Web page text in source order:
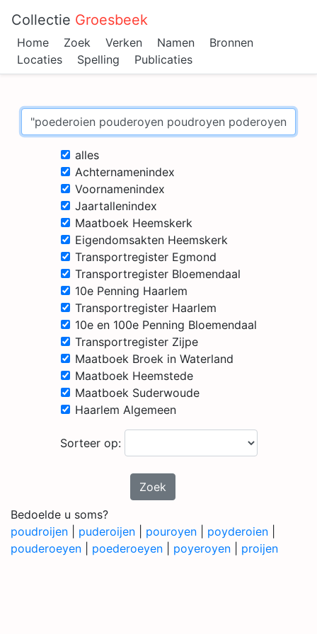
Collectie Groesbeek
Home Zoek Verken Namen
Bronnen
Locaties
Spelling Publicaties
alles
Achternamenindex
Voornamenindex
Jaartallenindex
Maatboek Heemskerk
Eigendomsakten Heemskerk
Transportregister Egmond
Transportregister Bloemendaal
10e Penning Haarlem
Transportregister Haarlem
10e en 100e Penning Bloemendaal
Transportregister Zijpe
Maatboek Broek in Waterland
Maatboek Heemstede
Maatboek Suderwoude
Haarlem Algemeen
Sorteer op:
Zoek
Bedoelde u soms?
poudroijen
puderoijen pouroyen poyderoien
pouderoeyen
poederoeyen poyeroyen proijen